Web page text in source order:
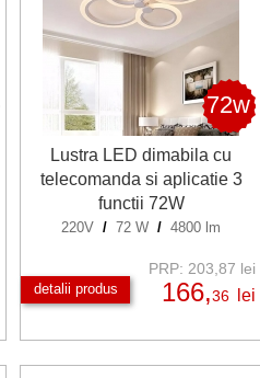
72w
Lustra LED dimabila cu
telecomanda si aplicatie 3
functii 72W
220V / 72 W / 4800 lm
detalii produs
PRP: 203,87 lei
166,36 lei